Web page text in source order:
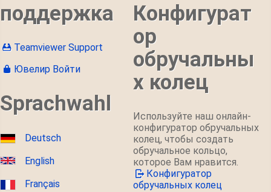
поддержка
Teamviewer Support
Ювелир Войти
Sprachwahl
Deutsch
English
Français
Конфигурат
ор
обручальны
х колец
Используйте наш онлайн-
конфигуратор обручальных
колец, чтобы создать
обручальное кольцо,
которое Вам нравится.
Конфигуратор
обручальных колец